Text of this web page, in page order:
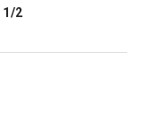
1/2